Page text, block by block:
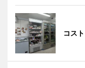
コス